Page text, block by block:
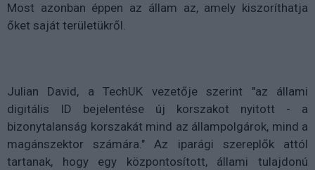
Most azonban éppen az állam az, amely kiszoríthatja
őket saját területükről.
Julian David, a TechUK vezetője szerint "az állami
digitális ID bejelentése új korszakot nyitott - a
bizonytalanság korszakát mind az állampolgárok, mind a
magánszektor számára." Az iparági szereplők attól
tartanak, hogy egy központosított, állami tulajdonú